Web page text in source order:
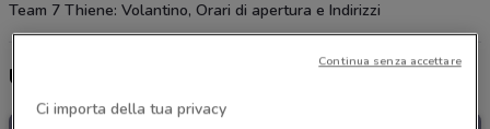
Team 7 Thiene: Volantino, Orari di apertura e Indirizzi
Ultime offerte del volantino Team 7
Ci importa della tua privacy
Continua senza accettare